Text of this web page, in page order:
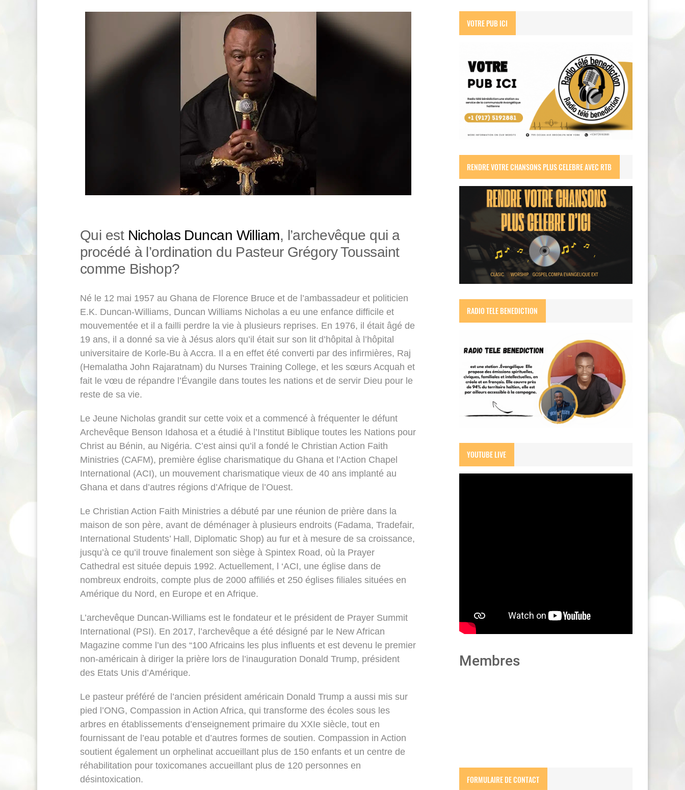
Qui est Nicholas Duncan William, l’archevêque qui a
procédé à l’ordination du Pasteur Grégory Toussaint
comme Bishop?
Né le 12 mai 1957 au Ghana de Florence Bruce et de l’ambassadeur et politicien
E.K. Duncan-Williams, Duncan Williams Nicholas a eu une enfance difficile et
mouvementée et il a failli perdre la vie à plusieurs reprises. En 1976, il était âgé de
19 ans, il a donné sa vie à Jésus alors qu’il était sur son lit d’hôpital à l’hôpital
universitaire de Korle-Bu à Accra. Il a en effet été converti par des infirmières, Raj
(Hemalatha John Rajaratnam) du Nurses Training College, et les sœurs Acquah et
fait le vœu de répandre l’Évangile dans toutes les nations et de servir Dieu pour le
reste de sa vie.
Le Jeune Nicholas grandit sur cette voix et a commencé à fréquenter le défunt
Archevêque Benson Idahosa et a étudié à l’Institut Biblique toutes les Nations pour
Christ au Bénin, au Nigéria. C’est ainsi qu’il a fondé le Christian Action Faith
Ministries (CAFM), première église charismatique du Ghana et l’Action Chapel
International (ACI), un mouvement charismatique vieux de 40 ans implanté au
Ghana et dans d’autres régions d’Afrique de l’Ouest.
Le Christian Action Faith Ministries a débuté par une réunion de prière dans la
maison de son père, avant de déménager à plusieurs endroits (Fadama, Tradefair,
International Students’ Hall, Diplomatic Shop) au fur et à mesure de sa croissance,
jusqu’à ce qu’il trouve finalement son siège à Spintex Road, où la Prayer
Cathedral est située depuis 1992. Actuellement, l ‘ACI, une église dans de
nombreux endroits, compte plus de 2000 affiliés et 250 églises filiales situées en
Amérique du Nord, en Europe et en Afrique.
L’archevêque Duncan-Williams est le fondateur et le président de Prayer Summit
International (PSI). En 2017, l’archevêque a été désigné par le New African
Magazine comme l’un des “100 Africains les plus influents et est devenu le premier
non-américain à diriger la prière lors de l’inauguration Donald Trump, président
des Etats Unis d’Amérique.
Le pasteur préféré de l’ancien président américain Donald Trump a aussi mis sur
pied l’ONG, Compassion in Action Africa, qui transforme des écoles sous les
arbres en établissements d’enseignement primaire du XXIe siècle, tout en
fournissant de l’eau potable et d’autres formes de soutien. Compassion in Action
soutient également un orphelinat accueillant plus de 150 enfants et un centre de
réhabilitation pour toxicomanes accueillant plus de 120 personnes en
désintoxication.
VOTRE PUB ICI
RENDRE VOTRE CHANSONS PLUS CELEBRE AVEC RTB
RADIO TELE BENEDICTION
YOUTUBE LIVE
Membres
FORMULAIRE DE CONTACT